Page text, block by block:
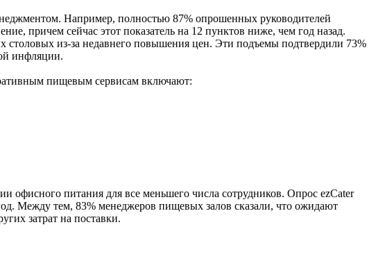
Например, полностью 87% опрошенных руководителей
причем сейчас этот показатель на 12 пунктов ниже, чем год назад.
из-за недавнего повышения цен. Эти подъемы подтвердили 73%
инфляции.
пищевым сервисам включают:
офисного питания для все меньшего числа сотрудников. Опрос ezCater
Между тем, 83% менеджеров пищевых залов сказали, что ожидают
затрат на поставки.